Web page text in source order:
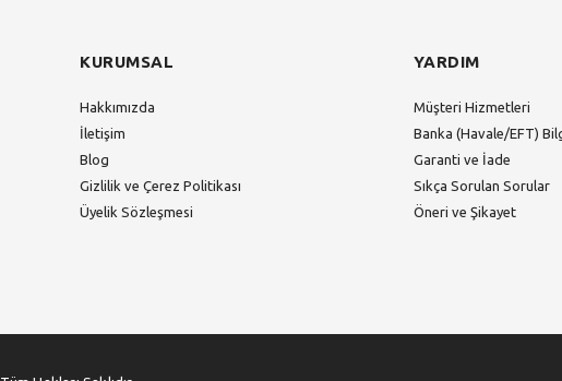
KURUMSAL
Hakkımızda
İletişim
Blog
Gizlilik ve Çerez Politikası
Üyelik Sözleşmesi
YARDIM
Müşteri Hizmetleri
Banka (Havale/EFT)
Garanti ve İade
Sıkça Sorulan Sorular
Öneri ve Şikayet